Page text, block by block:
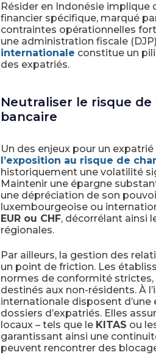
Résider en Indonésie
financier spécifique, marqué
contraintes opérationnelles
une administration fiscale
internationale constitue un
des expatriés.
Neutraliser le risque
bancaire
Un des enjeux pour un
l’exposition au risque de
historiquement une volatilité
Maintenir une épargne
une dépréciation de son
luxembourgeoise ou
EUR ou CHF, décorrélant ainsi
régionales.
Par ailleurs, la gestion des
un point de friction. Les
normes de conformité
destinés aux non-résidents. À
internationale disposent
dossiers d’expatriés. Elles
locaux – tels que le KITAS ou
garantissant ainsi une
peuvent rencontrer des